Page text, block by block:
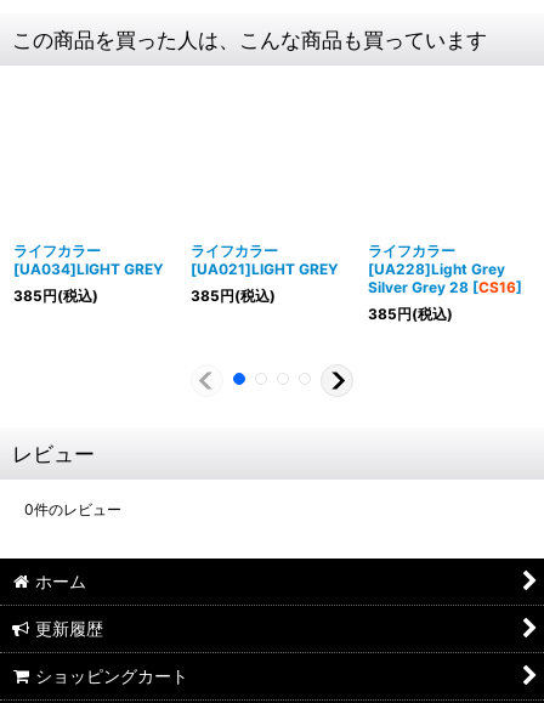
この商品を買った人は、こんな商品も買っています
ライフカラー
[UA034]LIGHT GREY
385円(税込)
ライフカラー
[UA021]LIGHT GREY
385円(税込)
ライフカラー
[UA228]Light Grey
Silver Grey 28 [CS16]
385円(税込)
レビュー
0件のレビュー
ホーム
更新履歴
ショッピングカート